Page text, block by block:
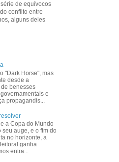
de equívocos
conflito entre
alguns deles
"Dark Horse", mas
desde a
benesses
e
propagandís...
a Copa do Mundo
seu auge, e o fim do
no horizonte, a
ganha
entra...